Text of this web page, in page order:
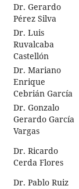
Dr. Gerardo
Pérez Silva
Dr. Luis
Ruvalcaba
Castellón
Dr. Mariano
Enrique
Cebrián García
Dr. Gonzalo
Gerardo García
Vargas
Dr. Ricardo
Cerda Flores
Dr. Pablo Ruiz